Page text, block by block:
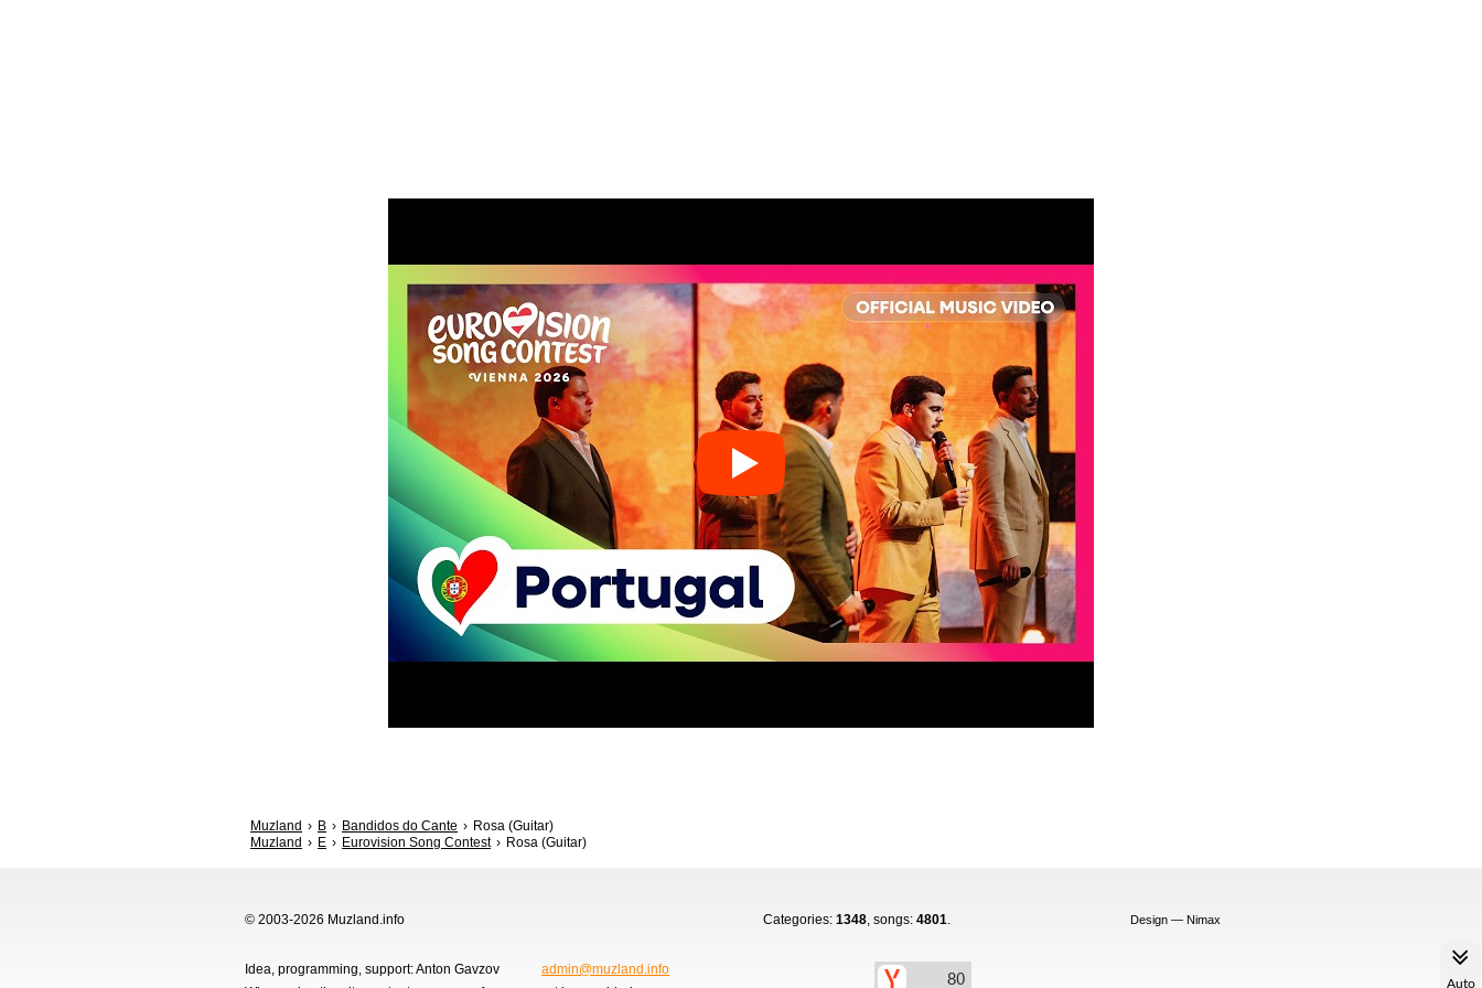
Auto
Muzland B Bandidos do Cante
Rosa (Guitar)
Muzland
E Eurovision Song Contest Rosa (Guitar)
© 2003-2026 Muzland.info Categories: 1348, songs: 4801. Design — Nimax
Idea, programming, support: Anton Gavzov
admin@muzland.info